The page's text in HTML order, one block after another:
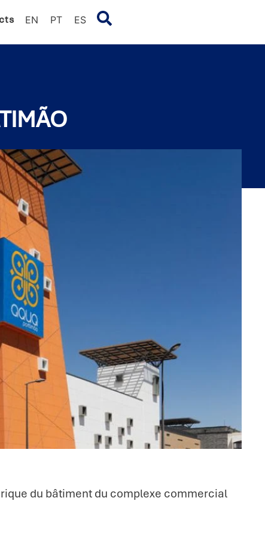
EN PT ES
du bâtiment du complexe commercial